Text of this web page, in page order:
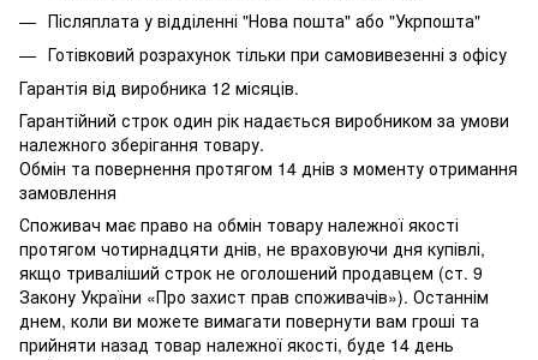
Післяплата у відділенні "Нова пошта" або "Укрпошта"
Готівковий розрахунок тільки при самовивезенні з офісу
Гарантія від виробника 12 місяців.
Гарантійний строк один рік надається виробником за умови
належного зберігання товару.
Обмін та повернення протягом 14 днів з моменту отримання
замовлення
Споживач має право на обмін товару належної якості
протягом чотирнадцяти днів, не враховуючи дня купівлі,
якщо триваліший строк не оголошений продавцем (ст. 9
Закону України «Про захист прав споживачів»). Останнім
днем, коли ви можете вимагати повернути вам гроші та
прийняти назад товар належної якості, буде 14 день